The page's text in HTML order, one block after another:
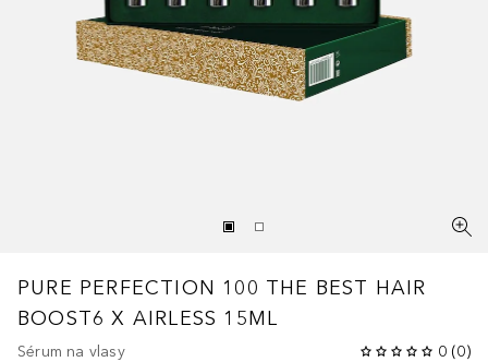
PURE PERFECTION 100 THE BEST HAIR
BOOST6 X AIRLESS 15ML
Sérum na vlasy 0 (0)